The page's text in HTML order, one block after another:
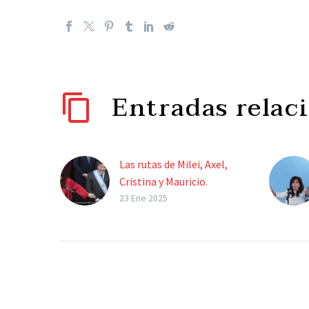
Entradas
Las rutas de Milei, Axel,
Cristina y Mauricio.
Sebastián Dumont “El
23 Ene 2025